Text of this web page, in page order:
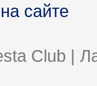
сайте
Club |